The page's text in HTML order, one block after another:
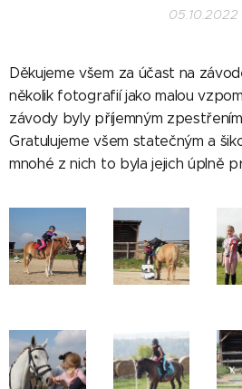
05.10.2022
Děkujeme všem za účast na
několik fotografií jako malou
závody byly příjemným
Gratulujeme všem statečným a
mnohé z nich to byla jejich úplně